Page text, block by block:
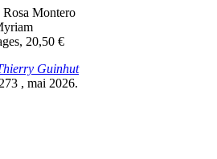
Rosa Montero
20,50 €
Guinhut
, mai 2026.